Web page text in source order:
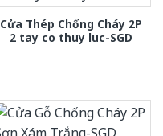
Cửa Thép Chống Cháy 2P
2 tay co thuy luc-SGD